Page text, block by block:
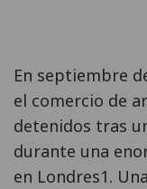
En septiembre
el comercio de
detenidos tras
durante una
en Londres1.